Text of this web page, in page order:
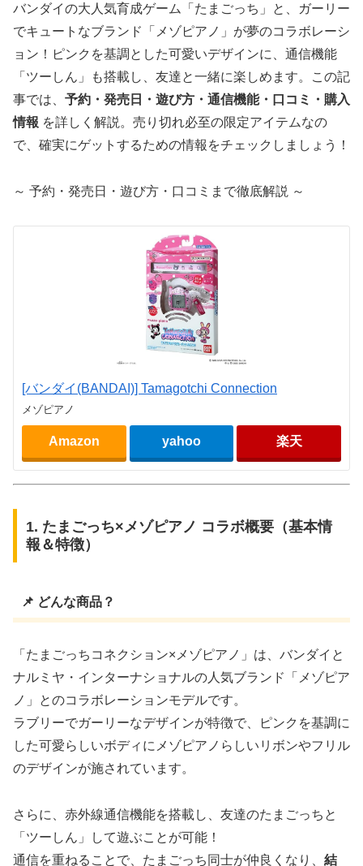
バンダイの大人気育成ゲーム「たまごっち」と、ガーリー
でキュートなブランド「メゾピアノ」が夢のコラボレーシ
ョン！ピンクを基調とした可愛いデザインに、通信機能
「ツーしん」も搭載し、友達と一緒に楽しめます。この記
事では、 予約・発売日・遊び方・通信機能・口コミ・購入
情報 を詳しく解説。売り切れ必至の限定アイテムなの
で、確実にゲットするための情報をチェックしましょう！
～ 予約・発売日・遊び方・口コミまで徹底解説 ～
[バンダイ(BANDAI)] Tamagotchi Connection
メゾピアノ
Amazon yahoo 楽天
1. たまごっち×メゾピアノ コラボ概要（基本情
報＆特徴）
📌 どんな商品？
「たまごっちコネクション×メゾピアノ」は、バンダイと
ナルミヤ・インターナショナルの人気ブランド「メゾピア
ノ」とのコラボレーションモデルです。
ラブリーでガーリーなデザインが特徴で、ピンクを基調に
した可愛らしいボディにメゾピアノらしいリボンやフリル
のデザインが施されています。
さらに、赤外線通信機能を搭載し、友達のたまごっちと
「ツーしん」して遊ぶことが可能！
通信を重ねることで、たまごっち同士が仲良くなり、 結